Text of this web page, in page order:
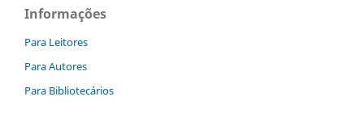
Informações
Para Leitores
Para Autores
Para Bibliotecários